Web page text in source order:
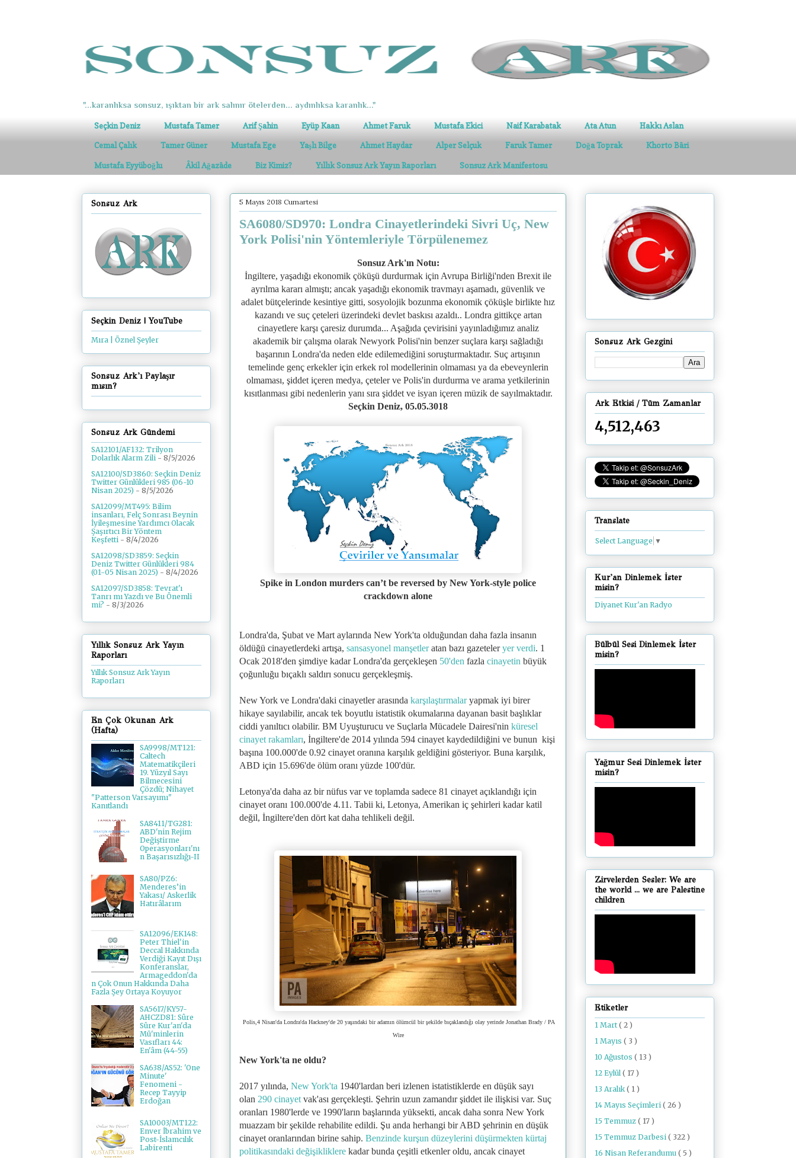
"...karanlıksa sonsuz, ışıktan bir ark salınır ötelerden... aydınlıksa karanlık..."
Seçkin Deniz Mustafa Tamer Arif Şahin Eyüp Kaan Ahmet Faruk Mustafa Ekici Naif Karabatak Ata Atun Hakkı Aslan
Cemal Çalık Tamer Güner Mustafa Ege Yaşlı Bilge Ahmet Haydar Alper Selçuk Faruk Tamer Doğa Toprak Khorto Bâri
Mustafa Eyyüboğlu Âkil Ağazâde Biz Kimiz? Yıllık Sonsuz Ark Yayın Raporları Sonsuz Ark Manifestosu
5 Mayıs 2018 Cumartesi
SA6080/SD970: Londra Cinayetlerindeki Sivri Uç, New
York Polisi'nin Yöntemleriyle Törpülenemez
Sonsuz Ark'ın Notu:
İngiltere, yaşadığı ekonomik çöküşü durdurmak için Avrupa Birliği'nden Brexit ile
ayrılma kararı almıştı; ancak yaşadığı ekonomik travmayı aşamadı, güvenlik ve
adalet bütçelerinde kesintiye gitti, sosyolojik bozunma ekonomik çöküşle birlikte hız
kazandı ve suç çeteleri üzerindeki devlet baskısı azaldı.. Londra gittikçe artan
cinayetlere karşı çaresiz durumda... Aşağıda çevirisini yayınladığımız analiz
akademik bir çalışma olarak Newyork Polisi'nin benzer suçlara karşı sağladığı
başarının Londra'da neden elde edilemediğini soruşturmaktadır. Suç artışının
temelinde genç erkekler için erkek rol modellerinin olmaması ya da ebeveynlerin
olmaması, şiddet içeren medya, çeteler ve Polis'in durdurma ve arama yetkilerinin
kısıtlanması gibi nedenlerin yanı sıra şiddet ve isyan içeren müzik de sayılmaktadır.
Seçkin Deniz, 05.05.3018
Spike in London murders can’t be reversed by New York-style police
crackdown alone
Londra'da, Şubat ve Mart aylarında New York'ta olduğundan daha fazla insanın
öldüğü cinayetlerdeki artışa, sansasyonel manşetleratan bazı gazeteleryer verdi. 1
Ocak 2018'den şimdiye kadar Londra'da gerçekleşen 50'den fazla cinayetin büyük
çoğunluğu bıçaklı saldırı sonucu gerçekleşmiş.
New York ve Londra'daki cinayetler arasında karşılaştırmalaryapmak iyi birer
hikaye sayılabilir, ancak tek boyutlu istatistik okumalarına dayanan basit başlıklar
ciddi yanıltıcı olabilir. BM Uyuşturucu ve Suçlarla Mücadele Dairesi'nin küresel
cinayet rakamları, İngiltere'de 2014 yılında 594 cinayet kaydedildiğini ve bunun kişi
başına 100.000'de 0.92 cinayet oranına karşılık geldiğini gösteriyor. Buna karşılık,
ABD için 15.696'de ölüm oranı yüzde 100'dür.
Letonya'da daha az bir nüfus var ve toplamda sadece 81 cinayet açıklandığı için
cinayet oranı 100.000'de 4.11. Tabii ki, Letonya, Amerikan iç şehirleri kadar katil
değil, İngiltere'den dört kat daha tehlikeli değil.
Polis,4 Nisan'da Londra'da Hackney'de 20 yaşındaki bir adamın ölümcül bir şekilde bıçaklandığı olay yerinde Jonathan Brady / PA
Wire
New York'ta ne oldu?
2017 yılında, New York'ta 1940'lardan beri izlenen istatistiklerde en düşük sayı
olan 290 cinayet vak'ası gerçekleşti. Şehrin uzun zamandır şiddet ile ilişkisi var. Suç
oranları 1980'lerde ve 1990'ların başlarında yüksekti, ancak daha sonra New York
muazzam bir şekilde rehabilite edildi. Şu anda herhangi bir ABD şehrinin en düşük
cinayet oranlarından birine sahip. Benzinde kurşun düzeylerini düşürmekten kürtaj
politikasındaki değişikliklere kadar bunda çeşitli etkenler oldu, ancak cinayet
Sonsuz Ark
Seçkin Deniz | YouTube
Mıra | Öznel Şeyler
Sonsuz Ark'ı Paylaşır
mısın?
Sonsuz Ark Gündemi
SA12101/AF132: Trilyon
Dolarlık Alarm Zili - 8/5/2026
SA12100/SD3860: Seçkin Deniz
Twitter Günlükleri 985 (06-10
Nisan 2025) - 8/5/2026
SA12099/MT495: Bilim
insanları, Felç Sonrası Beynin
İyileşmesine Yardımcı Olacak
Şaşırtıcı Bir Yöntem
Keşfetti - 8/4/2026
SA12098/SD3859: Seçkin
Deniz Twitter Günlükleri 984
(01-05 Nisan 2025) - 8/4/2026
SA12097/SD3858: Tevrat'ı
Tanrı mı Yazdı ve Bu Önemli
mi? - 8/3/2026
Yıllık Sonsuz Ark Yayın
Raporları
Yıllık Sonsuz Ark Yayın
Raporları
En Çok Okunan Ark
(Hafta)
SA9998/MT121:
Caltech
Matematikçileri
19. Yüzyıl Sayı
Bilmecesini
Çözdü; Nihayet
"Patterson Varsayımı"
Kanıtlandı
SA8411/TG281:
ABD'nin Rejim
Değiştirme
Operasyonları'nı
n Başarısızlığı-II
SA80/PZ6:
Menderes’in
Yakası/ Askerlik
Hatırâlarım
SA12096/EK148:
Peter Thiel'in
Deccal Hakkında
Verdiği Kayıt Dışı
Konferanslar,
Armageddon'da
n Çok Onun Hakkında Daha
Fazla Şey Ortaya Koyuyor
SA5617/KY57-
AHCZD81: Sûre
Sûre Kur'an'da
Mü'minlerin
Vasıfları 44:
En'âm (44-55)
SA638/AS52: 'One
Minute'
Fenomeni -
Recep Tayyip
Erdoğan
SA10003/MT122:
Enver İbrahim ve
Post-İslamcılık
Labirenti
Sonsuz Ark Gezgini
Ark Etkisi / Tüm Zamanlar
4,512,463
Translate
Select Language ▼
Kur'an Dinlemek İster
misin?
Diyanet Kur'an Radyo
Bülbül Sesi Dinlemek İster
misin?
Yağmur Sesi Dinlemek İster
misin?
Zirvelerden Sesler: We are
the world ... we are Palestine
children
Etiketler
1 Mart ( 2 )
1 Mayıs ( 3 )
10 Ağustos ( 13 )
12 Eylül ( 17 )
13 Aralık ( 1 )
14 Mayıs Seçimleri ( 26 )
15 Temmuz ( 17 )
15 Temmuz Darbesi ( 322 )
16 Nisan Referandumu ( 5 )